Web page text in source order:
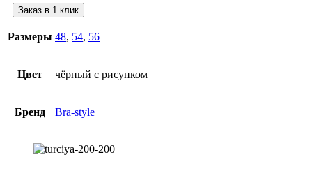
Заказ в 1 клик
Размеры 48, 54, 56
Цвет чёрный с рисунком
Бренд Bra-style